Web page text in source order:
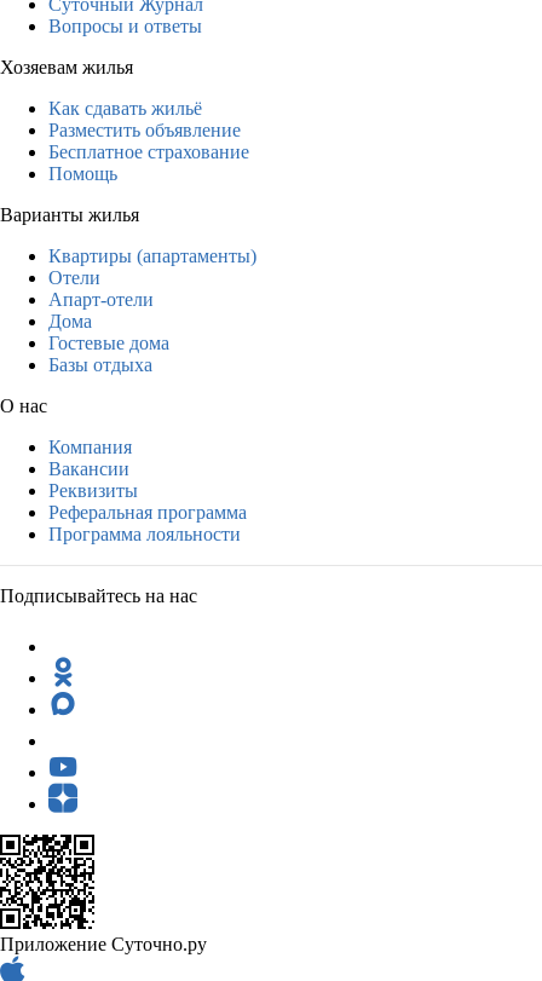
Вопросы и ответы
Хозяевам жилья
Как сдавать жильё
Разместить объявление
Бесплатное страхование
Помощь
Варианты жилья
Квартиры (апартаменты)
Отели
Апарт-отели
Дома
Гостевые дома
Базы отдыха
О нас
Компания
Вакансии
Реквизиты
Реферальная программа
Программа лояльности
Подписывайтесь на нас
Приложение Суточно.ру